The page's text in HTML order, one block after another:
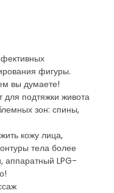
фигуры.
вы думаете!
подтяжки живота
зон: спины,
кожу лица,
тела более
аппаратный LPG-